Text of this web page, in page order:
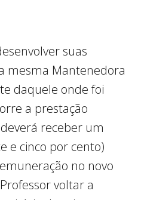
suas
mesma Mantenedora
daquele onde foi
a prestação
receber um
e cinco por cento)
no novo
voltar a